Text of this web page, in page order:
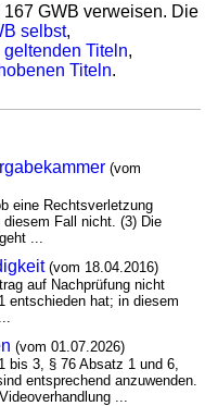
GWB verweisen. Die
selbst,
geltenden Titeln,
Titeln.
(vom
eine Rechtsverletzung
diesem Fall nicht. (3) Die
...
(vom 18.04.2016)
auf Nachprüfung nicht
entschieden hat; in diesem
(vom 01.07.2026)
bis 3, § 76 Absatz 1 und 6,
entsprechend anzuwenden.
...